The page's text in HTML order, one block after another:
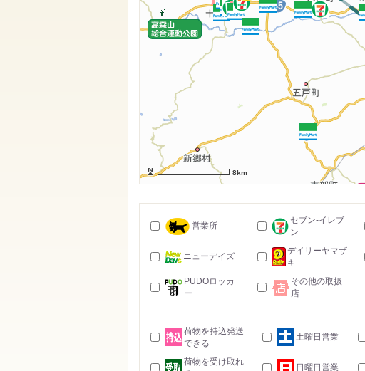
8km
営業所
セブン-イレブ
ン
ニューデイズ
デイリーヤマザ
キ
PUDOロッカ
ー
その他の取扱
店
荷物を持込発送
できる
土曜日営業
荷物を受け取れ
日曜日営業